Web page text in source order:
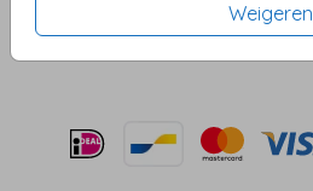
Weigeren
per 1